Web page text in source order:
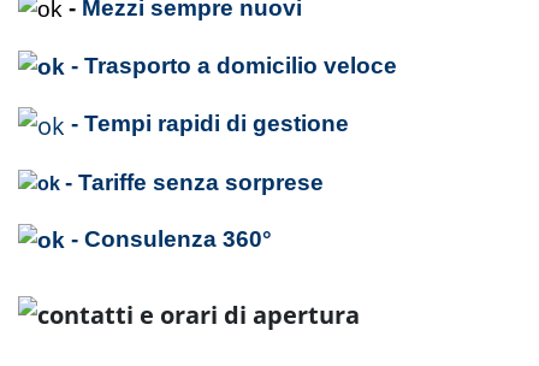
- Mezzi sempre nuovi
- Trasporto a domicilio veloce
- Tempi rapidi di gestione
- Tariffe senza sorprese
- Consulenza 360°